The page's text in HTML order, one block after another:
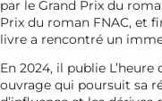
par le Grand Prix du
Prix du roman FNAC, et
livre a rencontré un
En 2024, il publie
ouvrage qui poursuit sa